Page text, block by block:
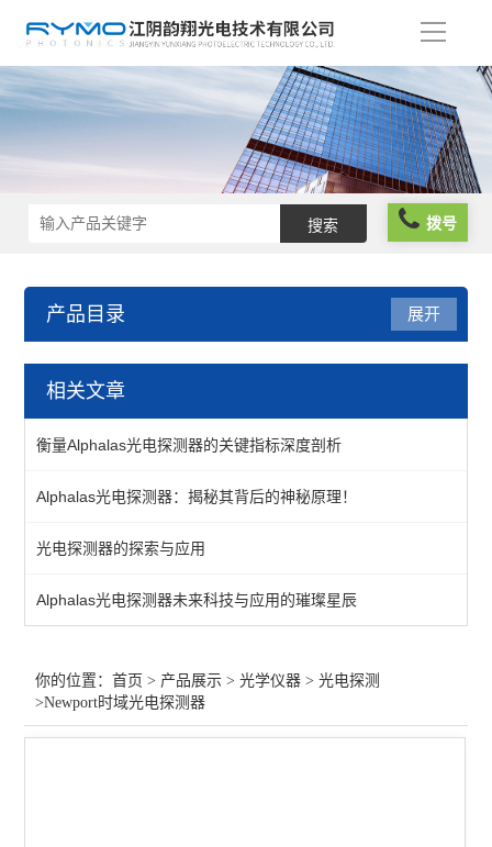
导
拨号
产品目录
光学仪器
激光校准
展开
相关文章
衡量Alphalas光电探测器的关键指标深度剖析
Alphalas光电探测器：揭秘其背后的神秘原理！
光电探测器的探索与应用
Alphalas光电探测器未来科技与应用的璀璨星辰
你的位置：首页 > 产品展示 >光学仪器 >光电探测
>Newport时域光电探测器